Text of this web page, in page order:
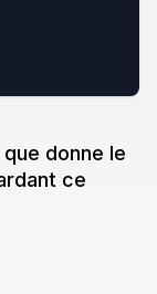
donne le
ce